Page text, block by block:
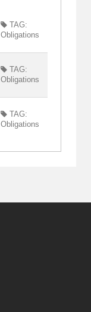
TAG:
Obligations
TAG:
Obligations
TAG:
Obligations